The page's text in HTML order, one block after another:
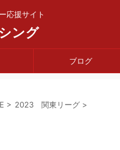
応援サイト
ング
ブログ
> 2023 関東リーグ >